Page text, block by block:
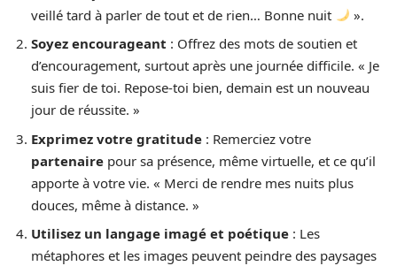
veillé tard à parler de tout et de rien… Bonne nuit
».
Soyez encourageant : Offrez des mots de soutien et
d’encouragement, surtout après une journée difficile. « Je
suis fier de toi. Repose-toi bien, demain est un nouveau
jour de réussite. »
Exprimez votre gratitude : Remerciez votre
partenaire pour sa présence, même virtuelle, et ce qu’il
apporte à votre vie. « Merci de rendre mes nuits plus
douces, même à distance. »
Utilisez un langage imagé et poétique : Les
métaphores et les images peuvent peindre des paysages